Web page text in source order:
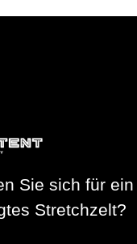
Sie sich für ein
Stretchzelt?